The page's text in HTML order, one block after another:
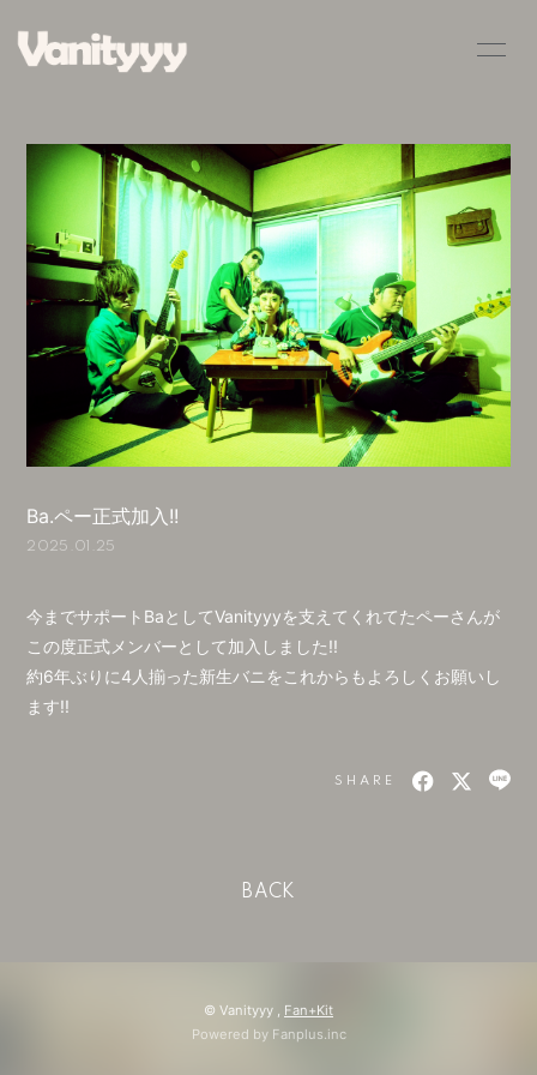
SCHEDULE PROFILE
VIDEO DISCOGRAPHY
BLOG MOVIE
RADIO PHOTO
Q&A
会員登録
Ba.ペー正式加入!!
2025.01.25
今までサポートBaとしてVanityyyを支えてくれてたペーさんが
この度正式メンバーとして加入しました!!
約6年ぶりに4人揃った新生バニをこれからもよろしくお願いし
ます!!
SHARE
BACK
© Vanityyy , Fan+Kit
Powered by Fanplus.inc